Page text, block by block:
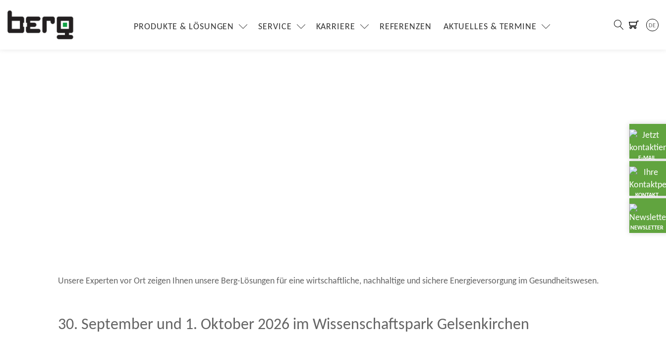
PRODUKTE & LÖSUNGEN SERVICE KARRIERE REFERENZEN AKTUELLES & TERMINE DE
Unsere Experten vor Ort zeigen Ihnen unsere Berg-Lösungen für eine wirtschaftliche, nachhaltige und sichere Energieversorgung im Gesundheitswesen.
30. September und 1. Oktober 2026 im Wissenschaftspark Gelsenkirchen
E-MAIL
KONTAKT
NEWSLETTER